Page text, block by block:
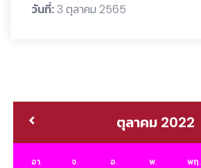
วันที่:3 ตุลาคม 2565
ตุลาคม 2022
อา. จ. อ. พ. พฤ.